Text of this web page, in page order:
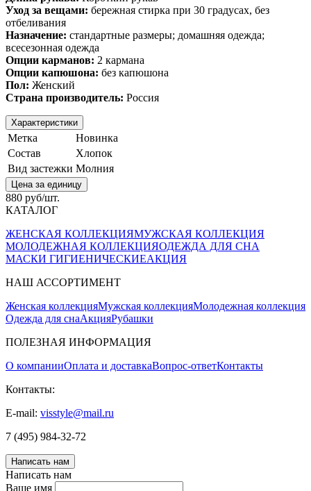
Уход за вещами: бережная стирка при 30 градусах, без
отбеливания
Назначение: стандартные размеры; домашняя одежда;
всесезонная одежда
Опции карманов: 2 кармана
Опции капюшона: без капюшона
Пол: Женский
Страна производитель: Россия
Характеристики
Метка
Новинка
Состав
Хлопок
Вид застежки Молния
Цена за единицу
880 руб/шт.
КАТАЛОГ
ЖЕНСКАЯ КОЛЛЕКЦИЯМУЖСКАЯ КОЛЛЕКЦИЯ
МОЛОДЕЖНАЯ КОЛЛЕКЦИЯОДЕЖДА ДЛЯ СНА
МАСКИ ГИГИЕНИЧЕСКИЕАКЦИЯ
НАШ АССОРТИМЕНТ
Женская коллекцияМужская коллекцияМолодежная коллекция
Одежда для снаАкцияРубашки
ПОЛЕЗНАЯ ИНФОРМАЦИЯ
О компанииОплата и доставкаВопрос-ответКонтакты
Контакты:
E-mail: visstyle@mail.ru
7 (495) 984-32-72
Написать нам
Написать нам
Ваше имя